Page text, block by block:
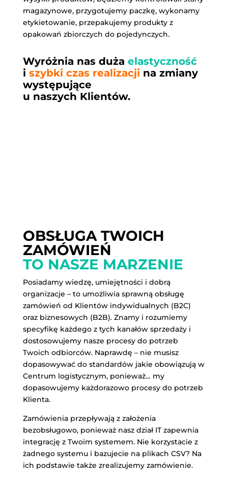
magazynowe, przygotujemy paczkę, wykonamy
etykietowanie, przepakujemy produkty z
opakowań zbiorczych do pojedynczych.
Wyróżnia nas duża elastyczność
i szybki czas realizacji na zmiany
występujące
u naszych Klientów.
OBSŁUGA TWOICH
ZAMÓWIEŃ
TO NASZE MARZENIE
Posiadamy wiedzę, umiejętności i dobrą
organizacje – to umożliwia sprawną obsługę
zamówień od Klientów indywidualnych (B2C)
oraz biznesowych (B2B). Znamy i rozumiemy
specyfikę każdego z tych kanałów sprzedaży i
dostosowujemy nasze procesy do potrzeb
Twoich odbiorców. Naprawdę – nie musisz
dopasowywać do standardów jakie obowiązują w
Centrum logistycznym, ponieważ… my
dopasowujemy każdorazowo procesy do potrzeb
Klienta.
Zamówienia przepływają z założenia
bezobsługowo, ponieważ nasz dział IT zapewnia
integrację z Twoim systemem. Nie korzystacie z
żadnego systemu i bazujecie na plikach CSV? Na
ich podstawie także zrealizujemy zamówienie.